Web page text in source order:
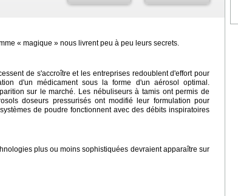
« magique » nous livrent peu à peu leurs secrets.
de s'accroître et les entreprises redoublent d'effort pour
d'un médicament sous la forme d'un aérosol optimal.
sur le marché. Les nébuliseurs à tamis ont permis de
doseurs pressurisés ont modifié leur formulation pour
de poudre fonctionnent avec des débits inspiratoires
plus ou moins sophistiquées devraient apparaître sur